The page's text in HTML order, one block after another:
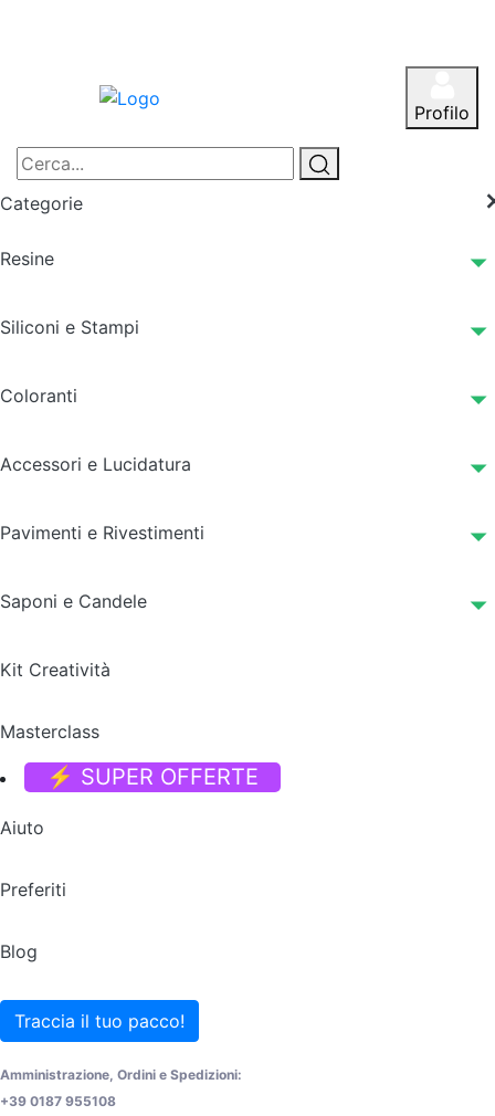
Profilo
Categorie
Resine
Siliconi e Stampi
Coloranti
Accessori e Lucidatura
Pavimenti e Rivestimenti
Saponi e Candele
Kit Creatività
Masterclass
⚡ SUPER OFFERTE
Aiuto
Preferiti
Blog
Traccia il tuo pacco!
Amministrazione, Ordini e Spedizioni:
+39 0187 955108